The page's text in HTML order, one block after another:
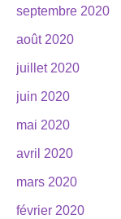
septembre 2020
août 2020
juillet 2020
juin 2020
mai 2020
avril 2020
mars 2020
février 2020